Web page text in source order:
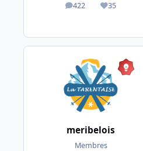
422
messages35
Réputation
meribelois
Membres